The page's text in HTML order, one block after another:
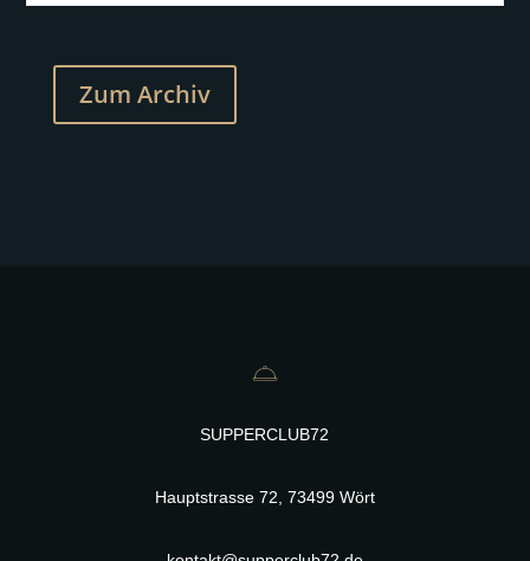
Zum Archiv
SUPPERCLUB72
Hauptstrasse 72, 73499 Wört